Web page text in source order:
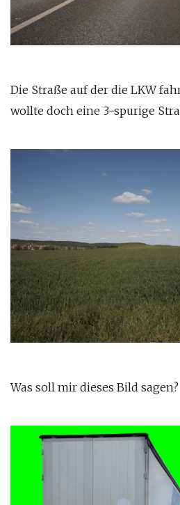
Die Straße auf der die LKW
wollte doch eine 3-spurige
Was soll mir dieses Bild sagen?